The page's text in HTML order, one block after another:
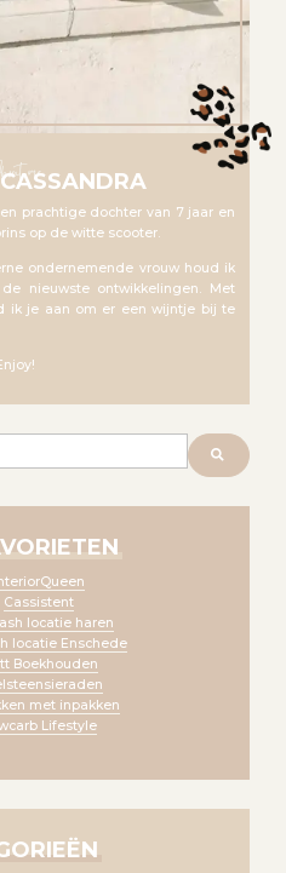
me
prachtige dochter van 7 jaar en
op de witte scooter.
ondernemende vrouw houd ik
nieuwste ontwikkelingen. Met
ik je aan om er een wijntje bij te
Cassistent
locatie haren
locatie Enschede
Boekhouden
met inpakken
Lifestyle